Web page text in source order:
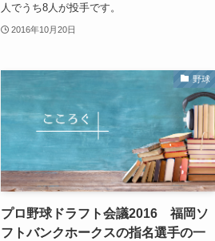
人でうち8人が投手です。
2016年10月20日
野球
プロ野球ドラフト会議2016 福岡ソ
フトバンクホークスの指名選手の一